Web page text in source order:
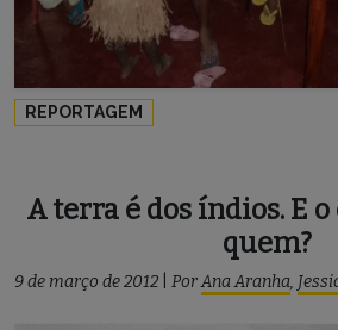
REPORTAGEM
A terra é dos índios. E o
quem?
9 de março de 2012 PorAna Aranha,